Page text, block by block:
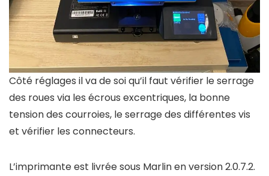
Côté réglages il va de soi qu’il faut vérifier le serrage
des roues via les écrous excentriques, la bonne
tension des courroies, le serrage des différentes vis
et vérifier les connecteurs.
L’imprimante est livrée sous Marlin en version 2.0.7.2.